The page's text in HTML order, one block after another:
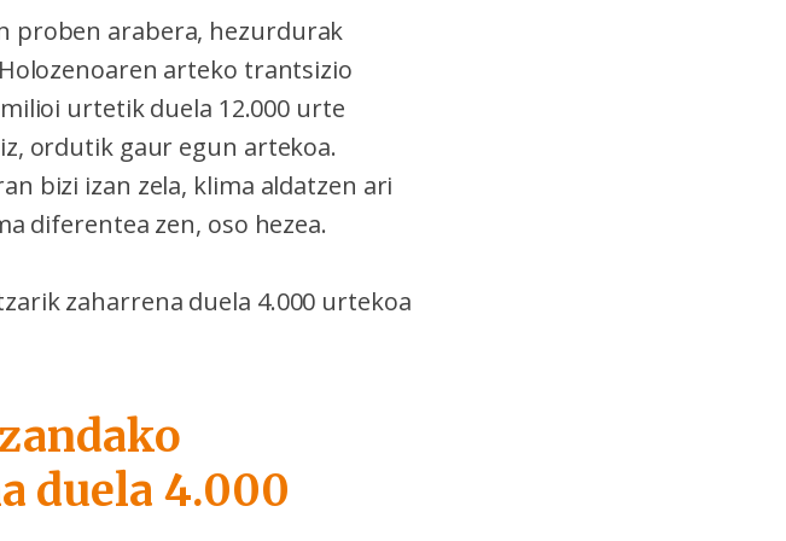
proben arabera, hezurdurak
arteko trantsizio
urtetik duela 12.000 urte
ordutik gaur egun artekoa.
bizi izan zela, klima aldatzen ari
diferentea zen, oso hezea.
zaharrena duela 4.000 urtekoa
duela 4.000